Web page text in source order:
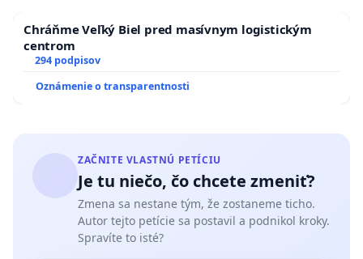
Chráňme Veľký Biel pred masívnym logistickým
centrom
294 podpisov
Oznámenie o transparentnosti
ZAČNITE VLASTNÚ PETÍCIU
Je tu niečo, čo chcete zmeniť?
Zmena sa nestane tým, že zostaneme ticho.
Autor tejto petície sa postavil a podnikol kroky.
Spravíte to isté?